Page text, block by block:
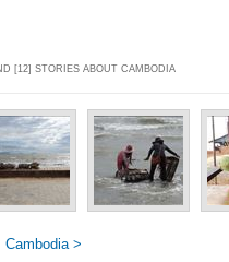
[12] STORIES ABOUT CAMBODIA
Cambodia >